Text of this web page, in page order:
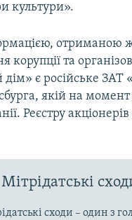
культури».
отриманою
корупції та
дім» є російське
якій на момент
Реєстру
сходи – один з